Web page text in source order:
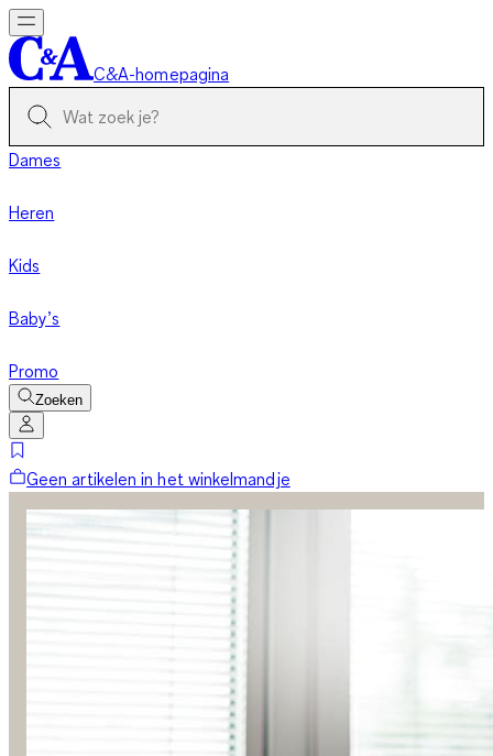
C&A-homepagina
Dames
Heren
Kids
Baby’s
Promo
Zoeken
Geen artikelen in het winkelmandje